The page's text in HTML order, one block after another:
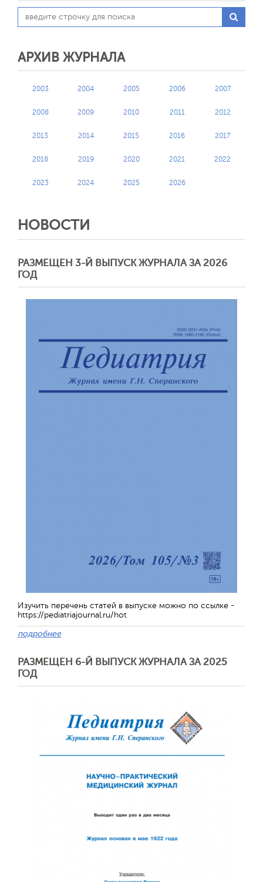
АРХИВ ЖУРНАЛА
2003 2004 2005 2006 2007
2008 2009 2010 2011 2012
2013 2014 2015 2016 2017
2018 2019 2020 2021 2022
2023 2024 2025 2026
НОВОСТИ
РАЗМЕЩЕН 3-Й ВЫПУСК ЖУРНАЛА ЗА 2026
ГОД
Изучить перечень статей в выпуске можно по ссылке -
https://pediatriajournal.ru/hot
подробнее
РАЗМЕЩЕН 6-Й ВЫПУСК ЖУРНАЛА ЗА 2025
ГОД